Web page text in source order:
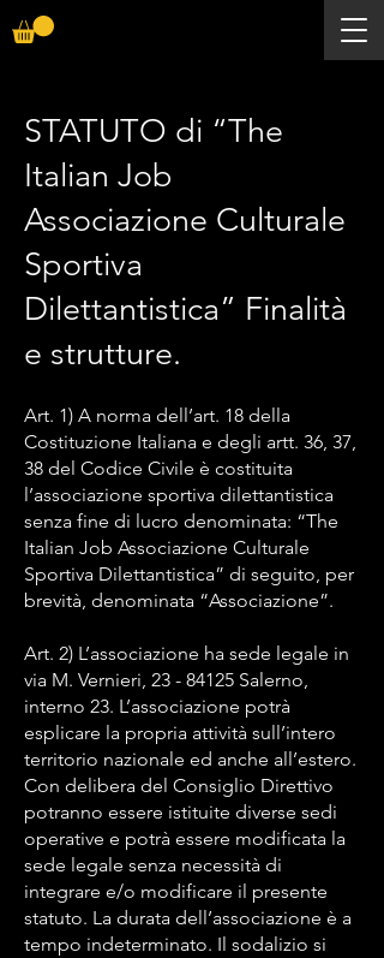
STATUTO di “The
Italian Job
Associazione Culturale
Sportiva
Dilettantistica” Finalità
e strutture.
Art. 1) A norma dell’art. 18 della
Costituzione Italiana e degli artt. 36, 37,
38 del Codice Civile è costituita
l’associazione sportiva dilettantistica
senza fine di lucro denominata: “The
Italian Job Associazione Culturale
Sportiva Dilettantistica” di seguito, per
brevità, denominata “Associazione”.
Art. 2) L’associazione ha sede legale in
via M. Vernieri, 23 - 84125 Salerno,
interno 23. L’associazione potrà
esplicare la propria attività sull’intero
territorio nazionale ed anche all’estero.
Con delibera del Consiglio Direttivo
potranno essere istituite diverse sedi
operative e potrà essere modificata la
sede legale senza necessità di
integrare e/o modificare il presente
statuto. La durata dell’associazione è a
tempo indeterminato. Il sodalizio si